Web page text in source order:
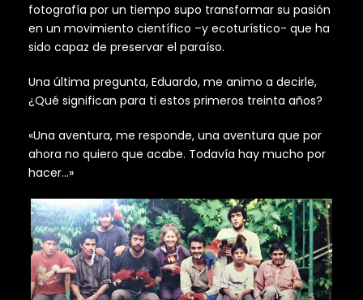
fotografía por un tiempo supo transformar su pasión
en un movimiento científico –y ecoturístico- que ha
sido capaz de preservar el paraíso.
Una última pregunta, Eduardo, me animo a decirle,
¿Qué significan para ti estos primeros treinta años?
«Una aventura, me responde, una aventura que por
ahora no quiero que acabe. Todavía hay mucho por
hacer…»